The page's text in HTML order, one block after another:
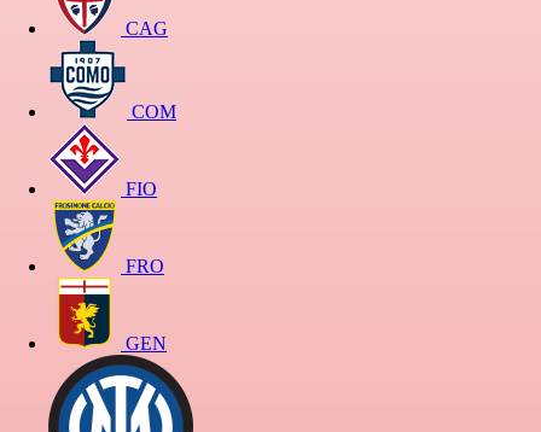
CAG
COM
FIO
FRO
GEN